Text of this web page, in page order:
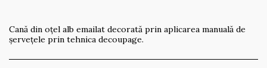
Cană din oțel alb emailat decorată prin aplicarea manuală de
șervețele prin tehnica decoupage.